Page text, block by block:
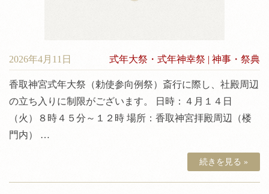
2026年4月11日 式年大祭・式年神幸祭 | 神事・祭典
香取神宮式年大祭（勅使参向例祭）斎行に際し、社殿周辺
の立ち入りに制限がございます。 日時：４月１４日
（火）８時４５分～１２時 場所：香取神宮拝殿周辺（楼
門内） …
続きを見る »